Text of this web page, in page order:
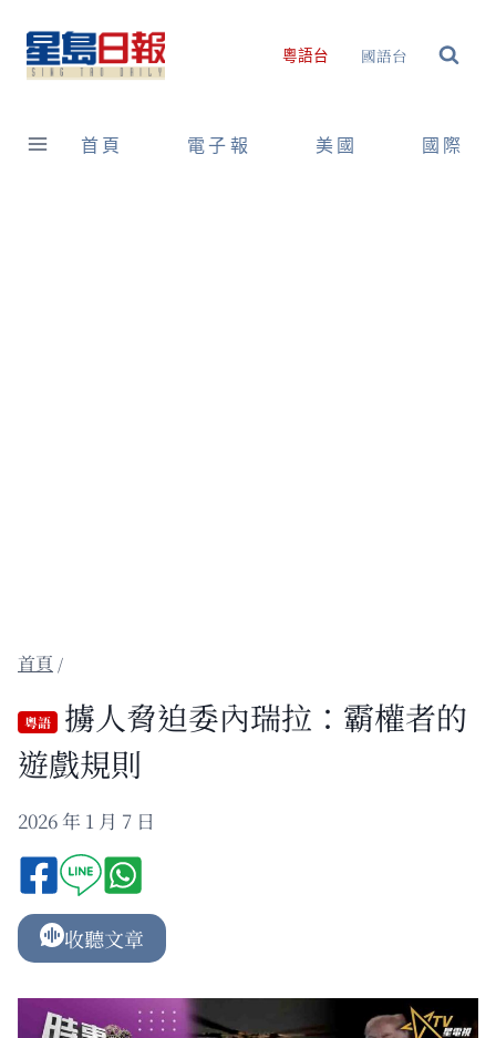
content
粵語台 國語台
首頁 電子報 美國 國際
/
粵語
擄人脅迫委內瑞拉：霸權者的
遊戲規則
2026 年 1 月 7 日
收聽文章